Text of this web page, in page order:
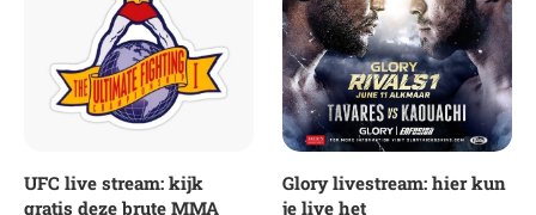
UFC live stream: kijk
gratis deze brute MMA
Glory livestream: hier kun
je live het